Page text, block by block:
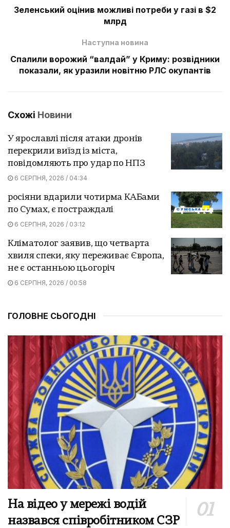
Зеленський оцінив можливі потреби у газі в $2
млрд
Наступна новина
Спалили ворожий “валдай” у Криму: розвідники
показали, як уразили новітню РЛС окупантів
Схожі Новини
У ярославлі після атаки дронів
перекрили виїзд із міста,
повідомляють про удар по НПЗ
6 СЕРПНЯ, 2026 / 04:34
росіяни вдарили чотирма КАБами
по Сумах, є постраждалі
6 СЕРПНЯ, 2026 / 03:12
Кліматолог заявив, що четварта
хвиля спеки, яку переживає Європа,
не є останньою цьогоріч
6 СЕРПНЯ, 2026 / 00:58
ГОЛОВНЕ СЬОГОДНІ
На відео у мережі водій
назвався співробітником СЗР